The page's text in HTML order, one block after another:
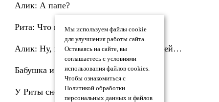
Алик: А папе?
Рита: Что папе? Папа-то здесь причем?
Алик: Ну, мало ли… Как почетный еврей…
Бабушка и Рита: Алик!
У Риты снова звонит телефон.
Мы используем файлы cookie
для улучшения работы сайта.
Оставаясь на сайте, вы
соглашаетесь с условиями
использования файлов cookies.
Чтобы ознакомиться с
Политикой обработки
персональных данных и файлов